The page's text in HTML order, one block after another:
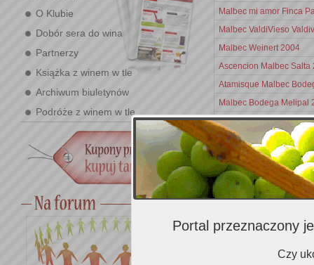
O Klubie
Dobór sera do wina
Partnerzy
Książka z winem w tle
Archiwum biuletynów
Podróże z winem w tle
Malbec mi amor Finca
Malbec ValdiVieso
Malbec Weinert 2004
Ascencion Malbec Salta
Atamisque Malbec
Malbec Bodega Melipal
Malbec Gestos Finca
Portal przeznaczony
Czy